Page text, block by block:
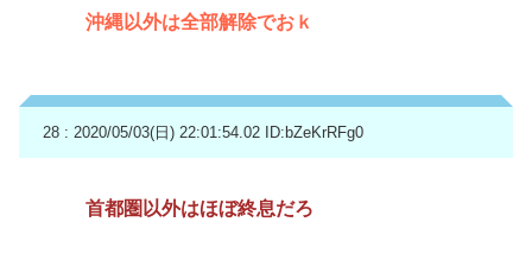
沖縄以外は全部解除でおｋ
28 : 2020/05/03(日) 22:01:54.02 ID:bZeKrRFg0
首都圏以外はほぼ終息だろ